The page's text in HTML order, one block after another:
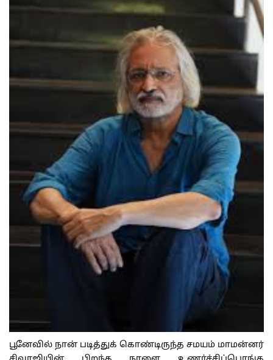
பூனேவில் நான் படித்துக் கொண்டிருந்த சமயம் மாமன்னர்